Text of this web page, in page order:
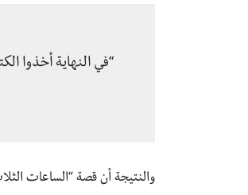
“في النهاية أخذوا
والنتيجة أن قصة “الساعات